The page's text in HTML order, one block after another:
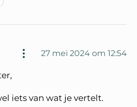
27 mei 2024 om 12:54
iets van wat je vertelt.